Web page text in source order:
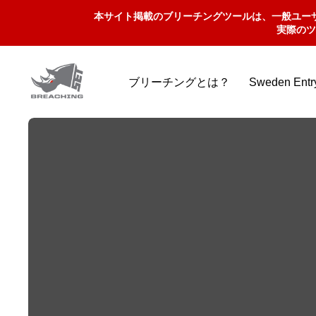
本サイト掲載のブリーチングツールは、一般ユ
実際の
ブリーチングとは？ Sweden